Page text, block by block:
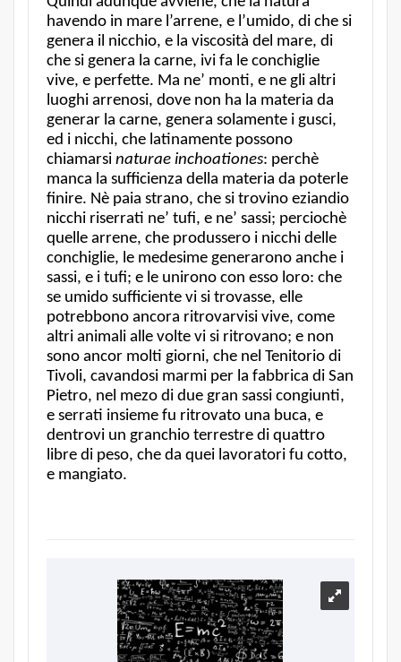
havendo in mare l’arrene, e l’umido, di che si
genera il nicchio, e la viscosità del mare, di
che si genera la carne, ivi fa le conchiglie
vive, e perfette. Ma ne’ monti, e ne gli altri
luoghi arrenosi, dove non ha la materia da
generar la carne, genera solamente i gusci,
ed i nicchi, che latinamente possono
chiamarsi naturae inchoationes: perchè
manca la sufficienza della materia da poterle
finire. Nè paia strano, che si trovino eziandio
nicchi riserrati ne’ tufi, e ne’ sassi; perciochè
quelle arrene, che produssero i nicchi delle
conchiglie, le medesime generarono anche i
sassi, e i tufi; e le unirono con esso loro: che
se umido sufficiente vi si trovasse, elle
potrebbono ancora ritrovarvisi vive, come
altri animali alle volte vi si ritrovano; e non
sono ancor molti giorni, che nel Tenitorio di
Tivoli, cavandosi marmi per la fabbrica di San
Pietro, nel mezo di due gran sassi congiunti,
e serrati insieme fu ritrovato una buca, e
dentrovi un granchio terrestre di quattro
libre di peso, che da quei lavoratori fu cotto,
e mangiato.